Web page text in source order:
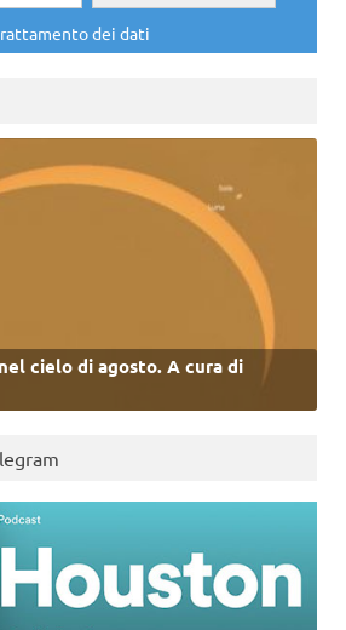
dei dati
cielo di agosto. A cura di